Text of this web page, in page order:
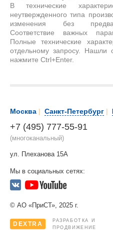
В технические
неутвержденного типа
изменения без
Соответствие важных
Полные технические
отдельному запросу.
нажмите Ctrl+Enter.
Москва | Санкт-Петербург |
+7 (495) 777-55-91
(многоканальный)
ул. Плеханова 15А
Мы в социальных сетях:
© АО «ПриСТ», 2025 г.
DEXTRA
РАЗРАБОТКА И
ПРОДВИЖЕНИЕ